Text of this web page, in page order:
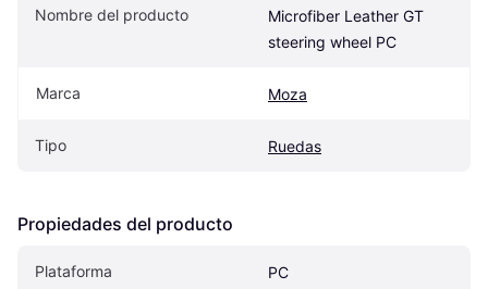
Nombre del producto
Microfiber Leather GT
steering wheel PC
Marca Moza
Tipo Ruedas
Propiedades del producto
Plataforma PC